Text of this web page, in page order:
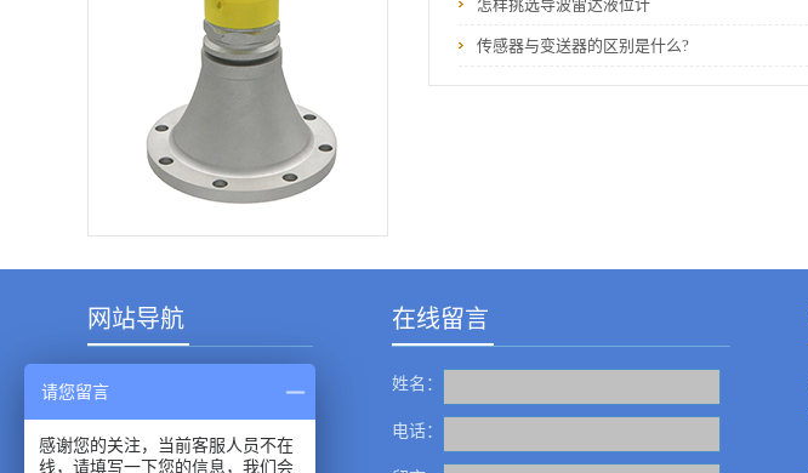
怎样挑选导波雷达液位计
传感器与变送器的区别是什么?
网站导航
产品中心
在线留言
姓名：
电话：
请您留言
感谢您的关注，当前客服人员不在
线，请填写一下您的信息，我们会